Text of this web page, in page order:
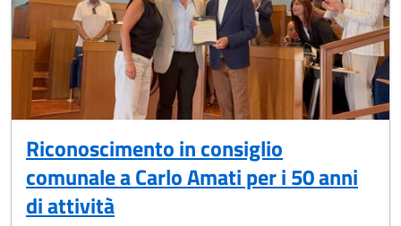
Riconoscimento in consiglio
comunale a Carlo Amati per i 50 anni
di attività